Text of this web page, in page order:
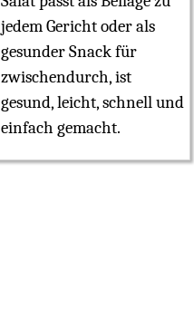
jedem Gericht oder als
gesunder Snack für
zwischendurch, ist
gesund, leicht, schnell und
einfach gemacht.